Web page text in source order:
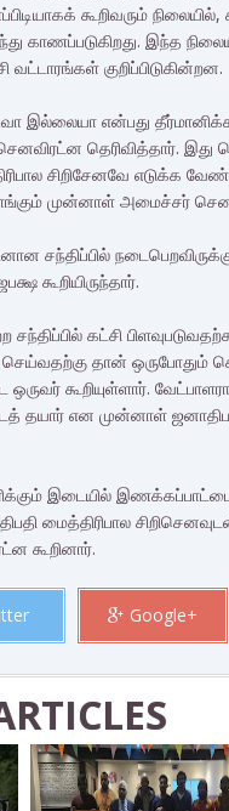
கூறிவரும்
காணப்படுகிறது. இந்த
குறிப்பிடுகின்றன.
இல்லையா என்பது
செனவிரட்ன தெரிவித்தார்.
சிறிசேனவே எடுக்க
முன்னாள் அமைச்சர்
சந்திப்பில்
கூறியிருந்தார்.
கட்சி
செய்வதற்கு தான்
கூறியுள்ளார்.
தயார் என முன்னாள்
இடையில்
மைத்திரிபால
கூறினார்.
Google+